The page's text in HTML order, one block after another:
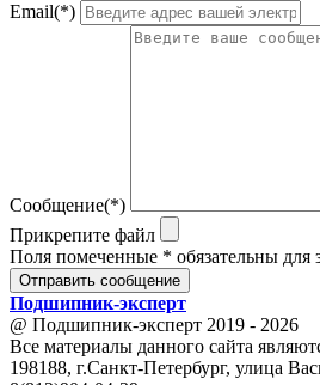
Email(*)
Сообщение(*)
Прикрепите файл
Поля помеченные * обязательны для
Отправить сообщение
Подшипник-эксперт
@ Подшипник-эксперт 2019 - 2026
Все материалы данного сайта
198188, г.Санкт-Петербург, улица